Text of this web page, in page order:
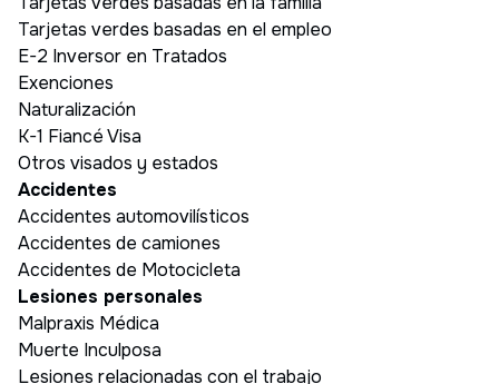
Tarjetas verdes basadas en el empleo
E-2 Inversor en Tratados
Exenciones
Naturalización
K-1 Fiancé Visa
Otros visados y estados
Accidentes
Accidentes automovilísticos
Accidentes de camiones
Accidentes de Motocicleta
Lesiones personales
Malpraxis Médica
Muerte Inculposa
Lesiones relacionadas con el trabajo